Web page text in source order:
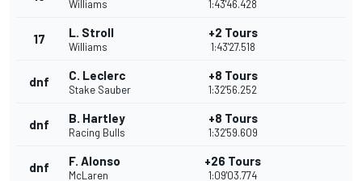
Williams 1:43'46.428
17 L. Stroll
Williams
+2 Tours
1:43'27.518
dnf C. Leclerc
Stake Sauber
+8 Tours
1:32'56.252
dnf B. Hartley
Racing Bulls
+8 Tours
1:32'59.609
dnf F. Alonso
McLaren
+26 Tours
1:09'03.774